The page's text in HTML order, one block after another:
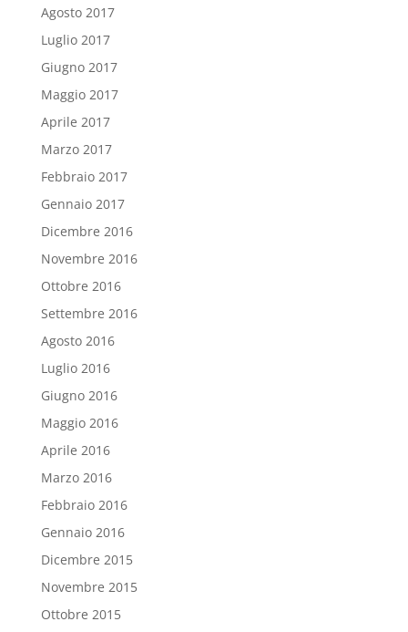
Agosto 2017
Luglio 2017
Giugno 2017
Maggio 2017
Aprile 2017
Marzo 2017
Febbraio 2017
Gennaio 2017
Dicembre 2016
Novembre 2016
Ottobre 2016
Settembre 2016
Agosto 2016
Luglio 2016
Giugno 2016
Maggio 2016
Aprile 2016
Marzo 2016
Febbraio 2016
Gennaio 2016
Dicembre 2015
Novembre 2015
Ottobre 2015